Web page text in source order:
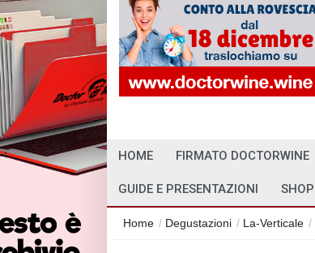
HOME FIRMATO DOCTORWINE
GUIDE E PRESENTAZIONI SHOP
Home / Degustazioni / La-Verticale /